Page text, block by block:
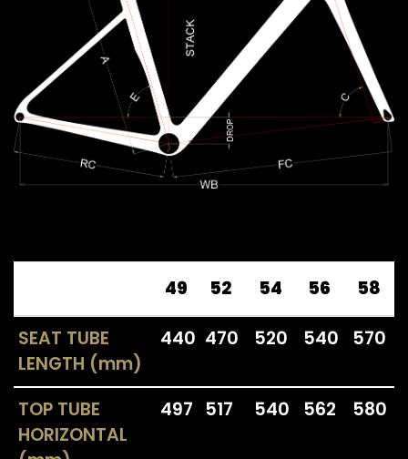
49 52 54 56 58
SEAT TUBE
LENGTH (mm)
440 470 520 540 570
TOP TUBE
HORIZONTAL
497 517 540 562 580